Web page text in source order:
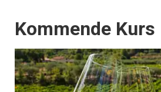
Få ukentlige
Events
Kommende Kurs